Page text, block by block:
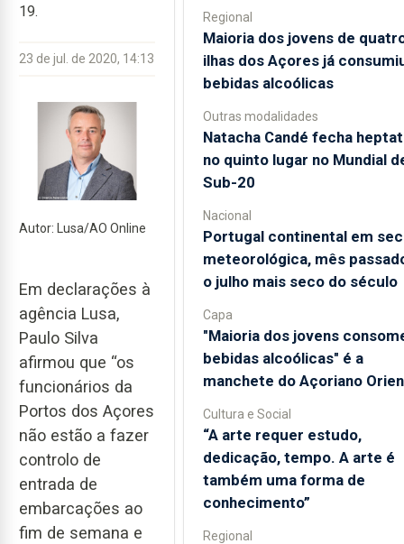
19.
23 de jul. de 2020, 14:13
Autor: Lusa/AO Online
Em declarações à
agência Lusa,
Paulo Silva
afirmou que “os
funcionários da
Portos dos Açores
não estão a fazer
controlo de
entrada de
embarcações ao
fim de semana e
Regional
Maioria dos jovens de
ilhas dos Açores já
bebidas alcoólicas
Outras modalidades
Natacha Candé fecha
no quinto lugar no Mundial
Sub-20
Nacional
Portugal continental em
meteorológica, mês
o julho mais seco do século
Capa
"Maioria dos jovens
bebidas alcoólicas" é a
manchete do Açoriano
Cultura e Social
“A arte requer estudo,
dedicação, tempo. A arte é
também uma forma de
conhecimento”
Regional